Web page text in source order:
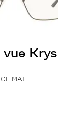
Krys
MAT